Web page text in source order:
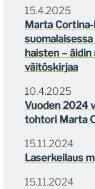
Marta
haisten –
väitöskirjaa
15.4.2025
Vuoden 2024
tohtori Marta
10.4.2025
Laserkeilaus
15.11.2024
15.11.2024